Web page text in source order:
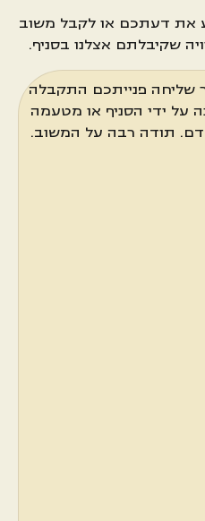
את דעתכם או לקבל משוב
שקיבלתם אצלנו בסניף.
שליחה פנייתכם התקבלה
על ידי הסניף או מטעמה
תודה רבה על המשוב.